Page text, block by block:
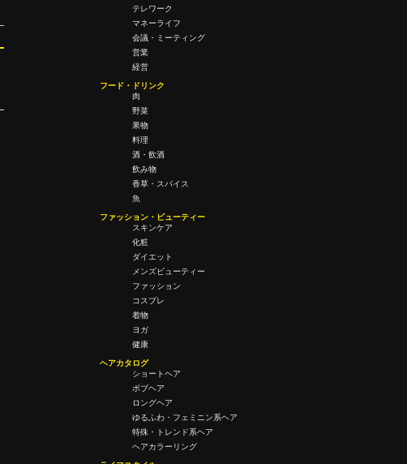
テレワーク
マネーライフ
会議・ミーティング
営業
経営
フード・ドリンク
肉
野菜
果物
料理
酒・飲酒
飲み物
香草・スパイス
魚
ファッション・ビューティー
スキンケア
化粧
ダイエット
メンズビューティー
ファッション
コスプレ
着物
ヨガ
健康
ヘアカタログ
ショートヘア
ボブヘア
ロングヘア
ゆるふわ・フェミニン系ヘア
特殊・トレンド系ヘア
ヘアカラーリング